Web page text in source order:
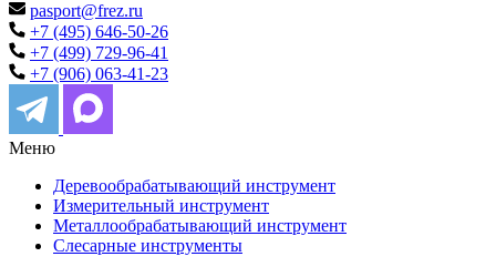
pasport@frez.ru
+7 (495) 646-50-26
+7 (499) 729-96-41
+7 (906) 063-41-23
Меню
Деревообрабатывающий инструмент
Измерительный инструмент
Металлообрабатывающий инструмент
Слесарные инструменты